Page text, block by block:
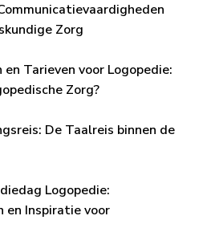
Zorg
Tarieven voor Logopedie:
Zorg?
De Taalreis binnen de
Logopedie:
en Inspiratie voor